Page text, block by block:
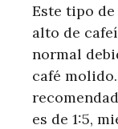
Este tipo
alto de
normal
café
es de 1:5,